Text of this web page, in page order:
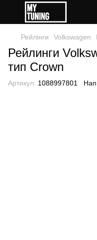
Рейлінги Volkswagen
Рейлинги
тип Crown
Артикул: 1088997801